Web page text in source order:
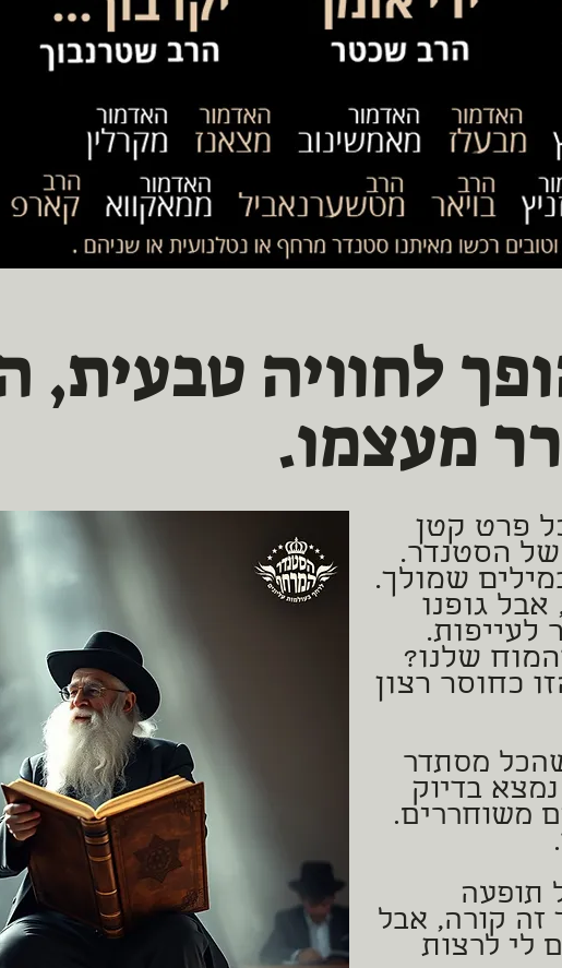
לחוויה טבעית,
מעצמו.
פרט קטן
של הסטנדר.
שמולך.
גופנו
שלנו?
כחוסר רצון
מסתדר
בדיוק
משוחררים.
תופעה
זה קורה, אבל
לי לרצות